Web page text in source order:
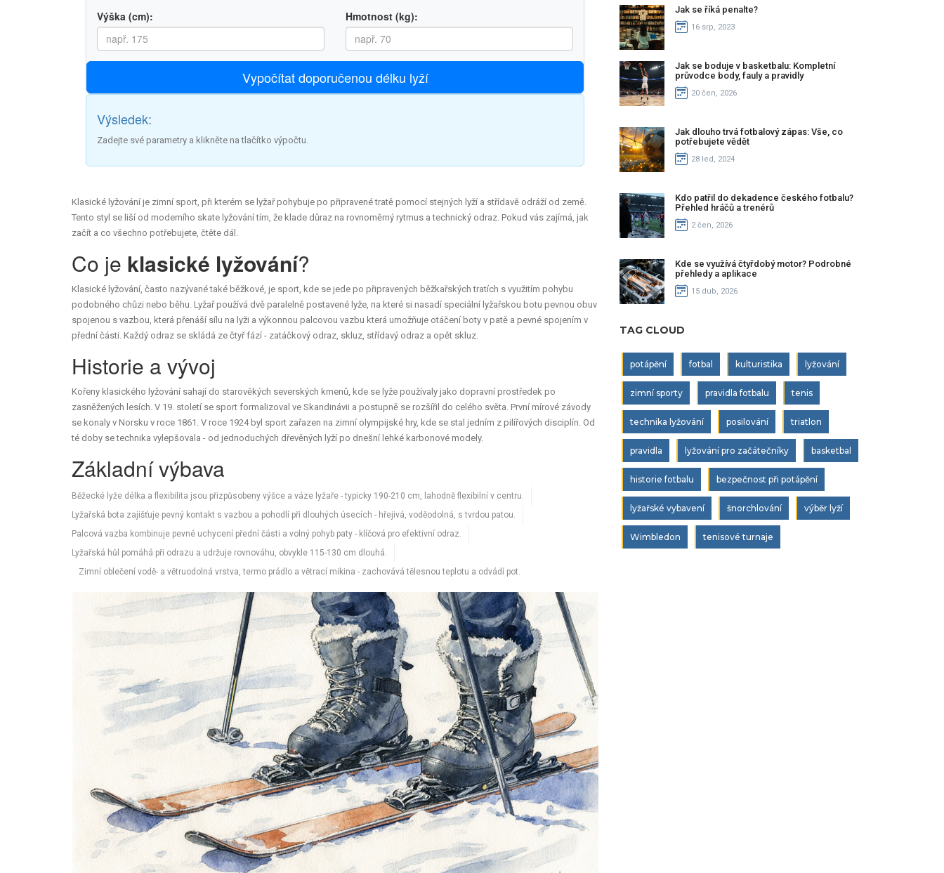
Výška (cm): Hmotnost (kg):
Vypočítat doporučenou délku lyží
Výsledek:
Zadejte své parametry a klikněte na tlačítko výpočtu.
Klasické lyžování je zimní sport, při kterém se lyžař pohybuje po připravené tratě pomocí stejných lyží a střídavě odráží od země
Tento styl se liší od moderního skate lyžování tím, že klade důraz na rovnoměrný rytmus a technický odraz. Pokud vás zajímá, jak
začít a co všechno potřebujete, čtěte dál.
Co je klasické lyžování?
Klasické lyžování, často nazývané také běžkové, je sport, kde se jede po připravených běžkařských tratích s využitím pohybu
podobného chůzi nebo běhu. Lyžař používá dvě paralelně postavené lyže, na které si nasadí speciální lyžařskou botu pevnou obuv
spojenou s vazbou, která přenáší sílu na lyži a výkonnou palcovou vazbu která umožňuje otáčení boty v patě a pevné spojením v
přední části . Každý odraz se skládá ze čtyř fází - zatáčkový odraz, skluz, střídavý odraz a opět skluz.
Historie a vývoj
Kořeny klasického lyžování sahají do starověkých severských kmenů, kde se lyže používaly jako dopravní prostředek po
zasněžených lesích. V 19. století se sport formalizoval ve Skandinávii a postupně se rozšířil do celého světa. První mírové závody
se konaly v Norsku v roce 1861. V roce 1924 byl sport zařazen na zimní olympijské hry, kde se stal jedním z pilířových disciplín. Od
té doby se technika vylepšovala - od jednoduchých dřevěných lyží po dnešní lehké karbonové modely.
Základní výbava
Běžecké lyže délka a flexibilita jsou přizpůsobeny výšce a váze lyžaře - typicky 190-210 cm, lahodně flexibilní v centru.
Lyžařská bota zajišťuje pevný kontakt s vazbou a pohodlí při dlouhých úsecích - hřejivá, voděodolná, s tvrdou patou.
Palcová vazba kombinuje pevné uchycení přední části a volný pohyb paty - klíčová pro efektivní odraz.
Lyžařská hůl pomáhá při odrazu a udržuje rovnováhu, obvykle 115-130 cm dlouhá.
Zimní oblečení vodě- a větruodolná vrstva, termo prádlo a větrací mikina - zachovává tělesnou teplotu a odvádí pot.
Jak se říká penalte?
16 srp, 2023
Jak se boduje v basketbalu: Kompletní
průvodce body, fauly a pravidly
20 čen, 2026
Jak dlouho trvá fotbalový zápas: Vše, co
potřebujete vědět
28 led, 2024
Kdo patřil do dekadence českého fotbalu?
Přehled hráčů a trenérů
2 čen, 2026
Kde se využívá čtyřdobý motor? Podrobné
přehledy a aplikace
15 dub, 2026
TAG CLOUD
potápění fotbal kulturistika lyžování
zimní sporty pravidla fotbalu tenis
technika lyžování posilování triatlon
pravidla lyžování pro začátečníky basketbal
historie fotbalu bezpečnost při potápění
lyžařské vybavení šnorchlování výběr lyží
Wimbledon tenisové turnaje